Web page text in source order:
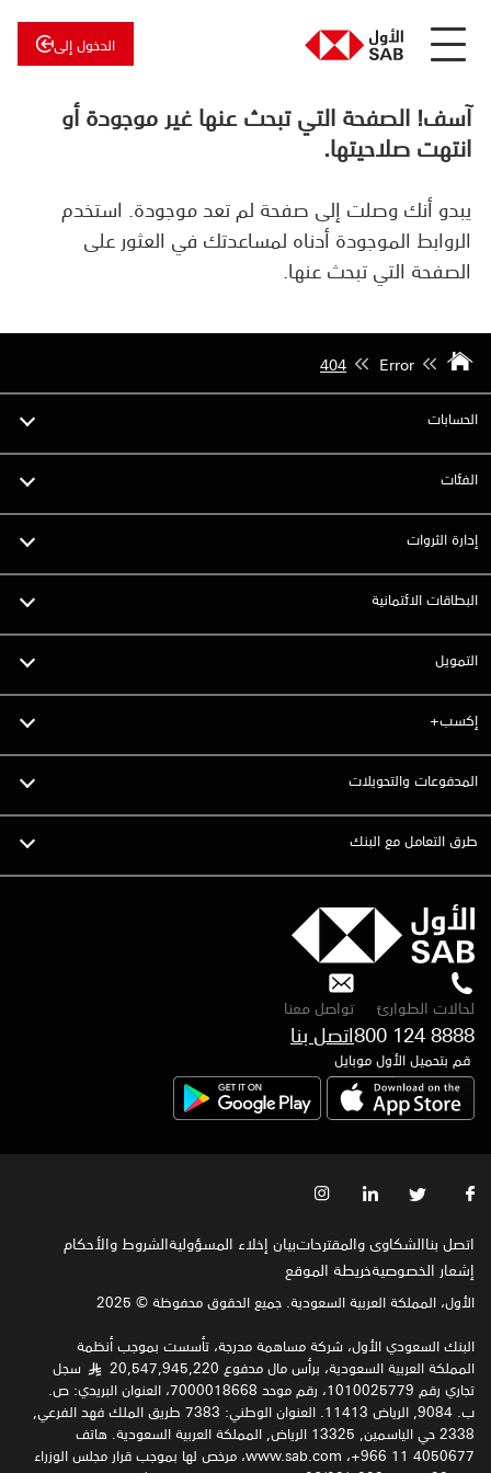
الدخول إلى
عن
الأول
الأول
للاستثمار
آسف! الصفحة التي تبحث عنها غير موجودة أو
انتهت صلاحيتها.
يبدو أنك وصلت إلى صفحة لم تعد موجودة. استخدم
الروابط الموجودة أدناه لمساعدتك في العثور على
الصفحة التي تبحث عنها.
Error
404
الحسابات
الفئات
إدارة الثروات
البطاقات الائتمانية
التمويل
إكسب+
المدفوعات والتحويلات
طرق التعامل مع البنك
لحالات الطوارئ
800 124 8888
تواصل معنا
اتصل بنا
قم بتحميل الأول موبايل
اتصل بناالشكاوى والمقترحاتبيان إخلاء المسؤوليةالشروط والأحكام
إشعار الخصوصية‍خريطة الموقع
الأول، المملكة العربية السعودية. جميع الحقوق محفوظة © 2025
البنك السعودي الأول، شركة مساهمة مدرجة، تأسست بموجب أنظمة
المملكة العربية السعودية، برأس مال مدفوع 20,547,945,220
§
سجل
تجاري رقم 1010025779، رقم موحد 7000018668، العنوان البريدي: ص.
ب. 9084, الرياض 11413. العنوان الوطني: 7383 طريق الملك فهد الفرعي,
2338 حي الياسمين, 13325 الرياض, المملكة العربية السعودية. هاتف
4050677 11 966+، www.sab.com، مرخص لها بموجب قرار مجلس الوزراء